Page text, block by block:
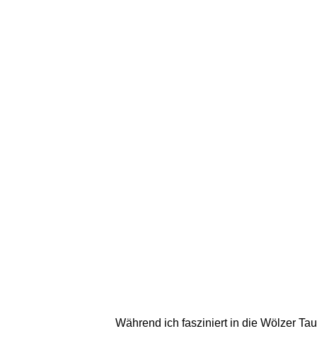
Während ich fasziniert in die Wölzer